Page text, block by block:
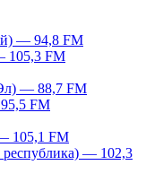
— 94,8 FM
105,3 FM
— 88,7 FM
FM
105,1 FM
республика) — 102,3